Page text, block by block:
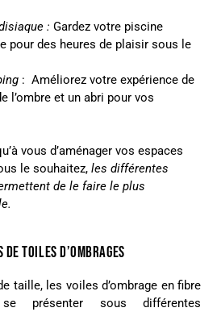
: Gardez votre piscine
pour des heures de plaisir sous le
: Améliorez votre expérience de
l’ombre et un abri pour vos
vous d’aménager vos espaces
le souhaitez,les différentes
de le faire le plus
TOILES D’OMBRAGES
taille, les voiles d’ombrage en fibre
présenter sous différentes